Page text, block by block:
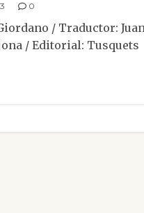
0
/ Traductor:
/ Editorial: Tusquets